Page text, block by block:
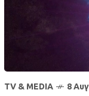
TV & MEDIA 8